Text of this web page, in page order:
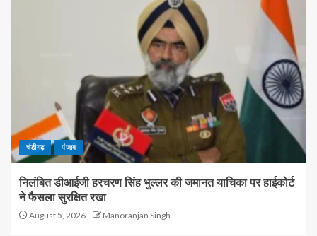
चंडीगढ़ पंजाब
निलंबित डीआईजी हरचरण सिंह भुल्लर की जमानत याचिका पर हाईकोर्ट
ने फैसला सुरक्षित रखा
August 5, 2026 Manoranjan Singh